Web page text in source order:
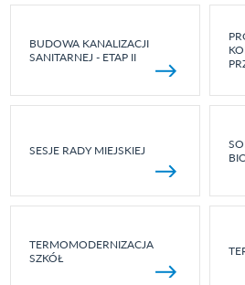
BUDOWA KANALIZACJI
SANITARNEJ - ETAP II
SESJE RADY MIEJSKIEJ
TERMOMODERNIZACJA
SZKÓŁ